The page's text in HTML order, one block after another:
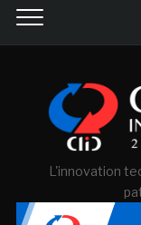
L'innovation